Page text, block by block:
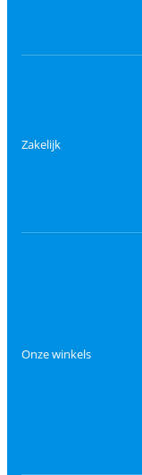
Zakelijk
Onze winkels